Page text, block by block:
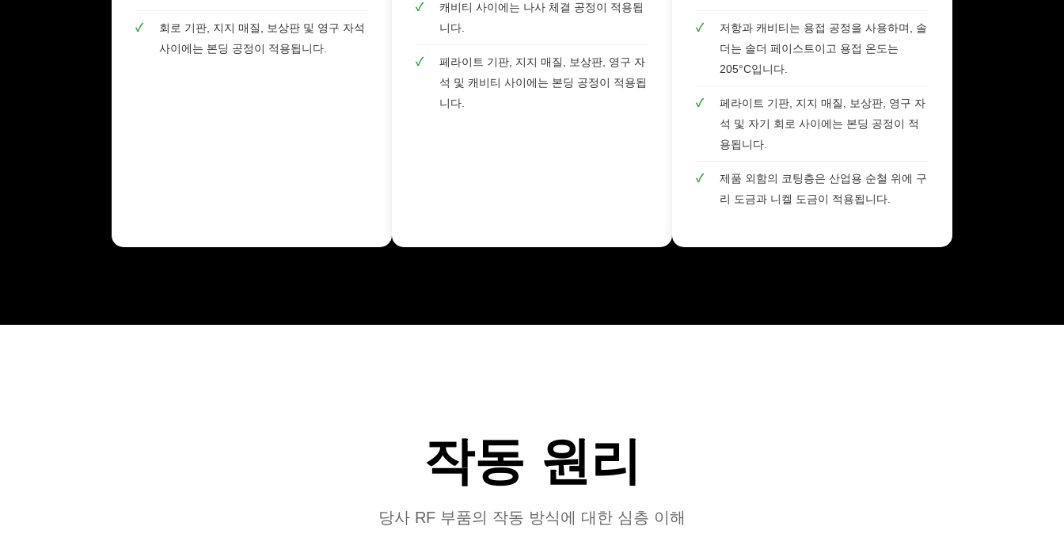
✓
회로 기판, 지지 매질, 보상판 및 영구 자석
사이에는 본딩 공정이 적용됩니다.
✓
캐비티 사이에는 나사 체결 공정이 적용됩
니다.
✓
페라이트 기판, 지지 매질, 보상판, 영구 자
석 및 캐비티 사이에는 본딩 공정이 적용됩
니다.
✓
저항과 캐비티는 용접 공정을 사용하며, 솔
더는 솔더 페이스트이고 용접 온도는
205°C입니다.
✓
페라이트 기판, 지지 매질, 보상판, 영구 자
석 및 자기 회로 사이에는 본딩 공정이 적
용됩니다.
✓
제품 외함의 코팅층은 산업용 순철 위에 구
리 도금과 니켈 도금이 적용됩니다.
작동 원리
당사 RF 부품의 작동 방식에 대한 심층 이해